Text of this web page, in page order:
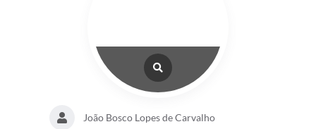
João Bosco Lopes de Carvalho